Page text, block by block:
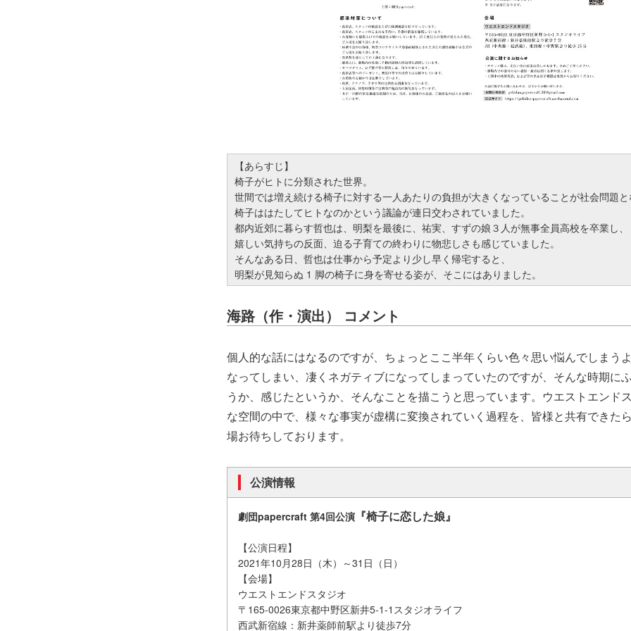
【あらすじ】
椅子がヒトに分類された世界。
世間では増え続ける椅子に対する一人あたりの負担が大きくなっていることが社会問題と
椅子ははたしてヒトなのかという議論が連日交わされていました。
都内近郊に暮らす哲也は、明梨を最後に、祐実、すずの娘３人が無事全員高校を卒業し、
嬉しい気持ちの反面、迫る子育ての終わりに物悲しさも感じていました。
そんなある日、哲也は仕事から予定より少し早く帰宅すると、
明梨が見知らぬ 1 脚の椅子に身を寄せる姿が、そこにはありました。
海路（作・演出） コメント
個人的な話にはなるのですが、ちょっとここ半年くらい色々思い悩んでしまう
なってしまい、凄くネガティブになってしまっていたのですが、そんな時期に
うか、感じたというか、そんなことを描こうと思っています。ウエストエンド
な空間の中で、様々な事実が虚構に変換されていく過程を、皆様と共有できた
場お待ちしております。
公演情報
劇団papercraft 第4回公演 『椅子に恋した娘』
【公演日程】
2021年10月28日（木）～31日（日）
【会場】
ウエストエンドスタジオ
〒165-0026東京都中野区新井5-1-1スタジオライフ
西武新宿線：新井薬師前駅より徒歩7分